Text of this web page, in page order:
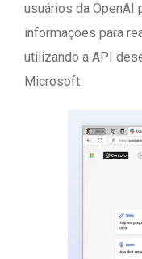
usuários da OpenAI
informações para
utilizando a API
Microsoft.